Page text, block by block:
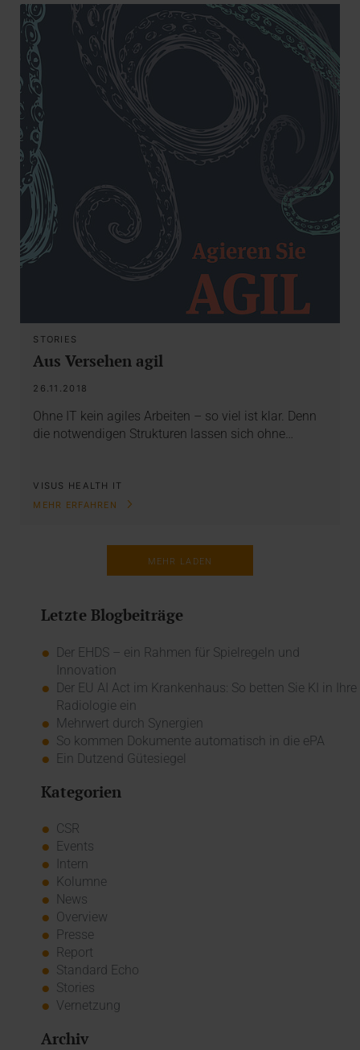
STORIES
Aus Versehen agil
26.11.2018
Ohne IT kein agiles Arbeiten – so viel ist klar. Denn
die notwendigen Strukturen lassen sich ohne…
VISUS HEALTH IT
MEHR ERFAHREN
MEHR LADEN
Letzte Blogbeiträge
Der EHDS – ein Rahmen für Spielregeln und
Innovation
Der EU AI Act im Krankenhaus: So betten Sie KI in Ihre
Radiologie ein
Mehrwert durch Synergien
So kommen Dokumente automatisch in die ePA
Ein Dutzend Gütesiegel
Kategorien
CSR
Events
Intern
Kolumne
News
Overview
Presse
Report
Standard Echo
Stories
Vernetzung
Archiv